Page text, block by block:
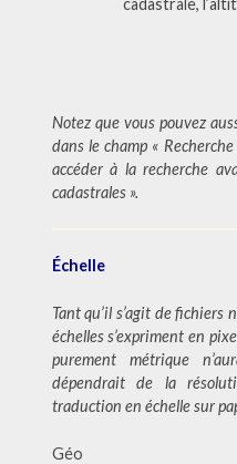
cadastrale,
Notez que vous pouvez
dans le champ «
accéder à la recherche
cadastrales ».
Échelle
Tant qu’il s’agit de fichiers
échelles s’expriment en
purement métrique
dépendrait de la
traduction en échelle sur
Géo